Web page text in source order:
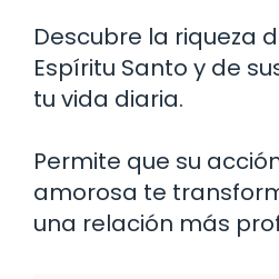
Descubre la riqueza
Espíritu Santo y de
tu vida diaria.
Permite que su
amorosa te
una relación más